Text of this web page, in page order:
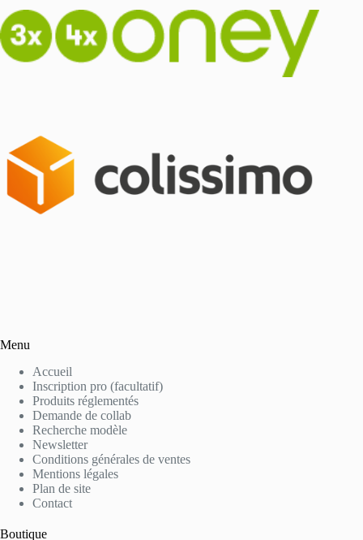
Menu
Accueil
Inscription pro (facultatif)
Produits réglementés
Demande de collab
Recherche modèle
Newsletter
Conditions générales de ventes
Mentions légales
Plan de site
Contact
Boutique